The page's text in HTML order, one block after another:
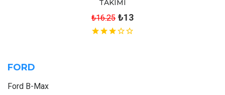
TAKIMI
₺16.25 ₺13
FORD
Ford B-Max